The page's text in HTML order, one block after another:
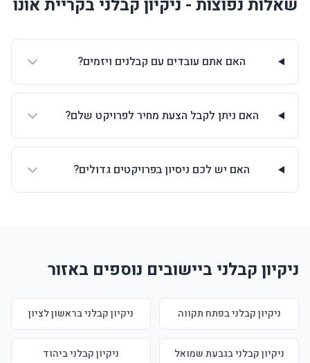
שאלות נפוצות - ניקיון קבלני בקריית אונו
האם אתם עובדים עם קבלנים ויזמים?
האם ניתן לקבל הצעת מחיר לפרויקט שלם?
האם יש לכם ניסיון בפרויקטים גדולים?
ניקיון קבלני ביישובים נוספים באזור
ניקיון קבלני בפתח תקווה ניקיון קבלני בראשון לציון
ניקיון קבלני בגבעת שמואל ניקיון קבלני ביהוד